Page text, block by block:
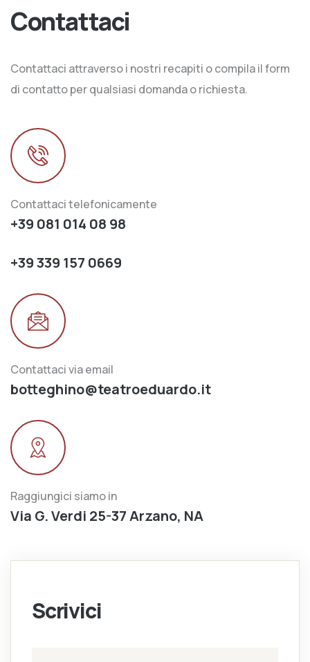
Contattaci
Contattaci attraverso i nostri recapiti o compila il form
di contatto per qualsiasi domanda o richiesta.
Contattaci telefonicamente
+39 081 014 08 98
+39 339 157 0669
Contattaci via email
botteghino@teatroeduardo.it
Raggiungici siamo in
Via G. Verdi 25-37 Arzano, NA
Scrivici